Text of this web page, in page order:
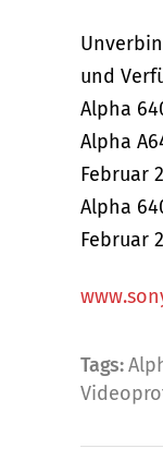
und
Alpha
Alpha
Februar
Alpha
Februar
Tags: